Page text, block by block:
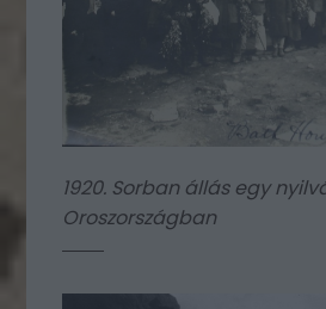
1920. Sorban állás egy
Oroszországban